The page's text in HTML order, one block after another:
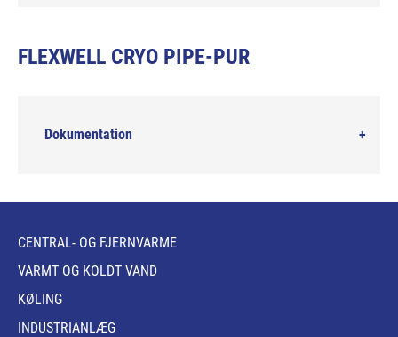
FLEXWELL CRYO PIPE-PUR
Dokumentation
CENTRAL- OG FJERNVARME
VARMT OG KOLDT VAND
KØLING
INDUSTRIANLÆG